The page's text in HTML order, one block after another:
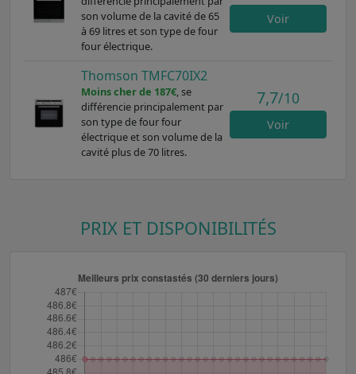
son volume de la cavité de 65
à 69 litres et son type de four
four électrique.
Voir
Thomson TMFC70IX2
Moins cher de 187€, se
différencie principalement par
son type de four four
électrique et son volume de la
cavité plus de 70 litres.
7,7/10
Voir
PRIX ET DISPONIBILITÉS